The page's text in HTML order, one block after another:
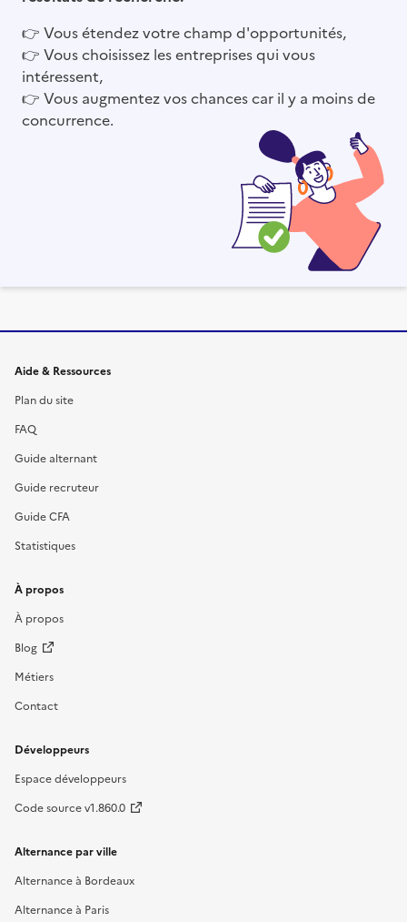
👉 Vous étendez votre champ d'opportunités,
👉 Vous choisissez les entreprises qui vous
intéressent,
👉 Vous augmentez vos chances car il y a moins de
concurrence.
Informations et liens du site
Aide & Ressources
Plan du site
FAQ
Guide alternant
Guide recruteur
Guide CFA
Statistiques
À propos
À propos
Blog
Métiers
Contact
Développeurs
Espace développeurs
Code source v1.860.0
Alternance par ville
Alternance à Bordeaux
Alternance à Paris